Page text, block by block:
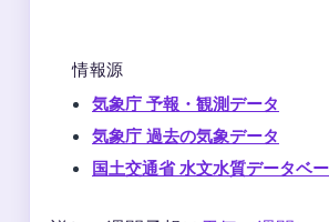
情報源
気象庁 予報・観測データ
気象庁 過去の気象データ
国土交通省 水文水質データベ